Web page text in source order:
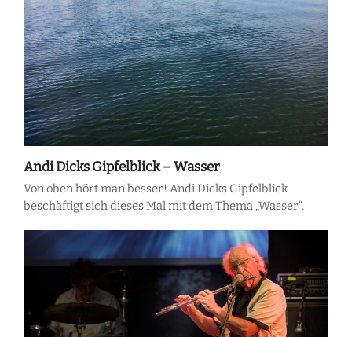
Andi Dicks Gipfelblick – Wasser
Von oben hört man besser! Andi Dicks Gipfelblick
beschäftigt sich dieses Mal mit dem Thema „Wasser“.